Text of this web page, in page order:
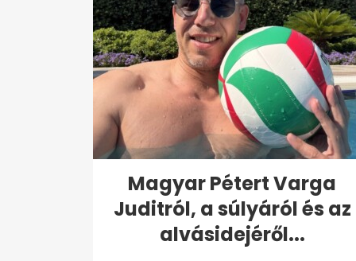
Magyar Pétert Varga
Juditról, a súlyáról és az
alvásidejéről...